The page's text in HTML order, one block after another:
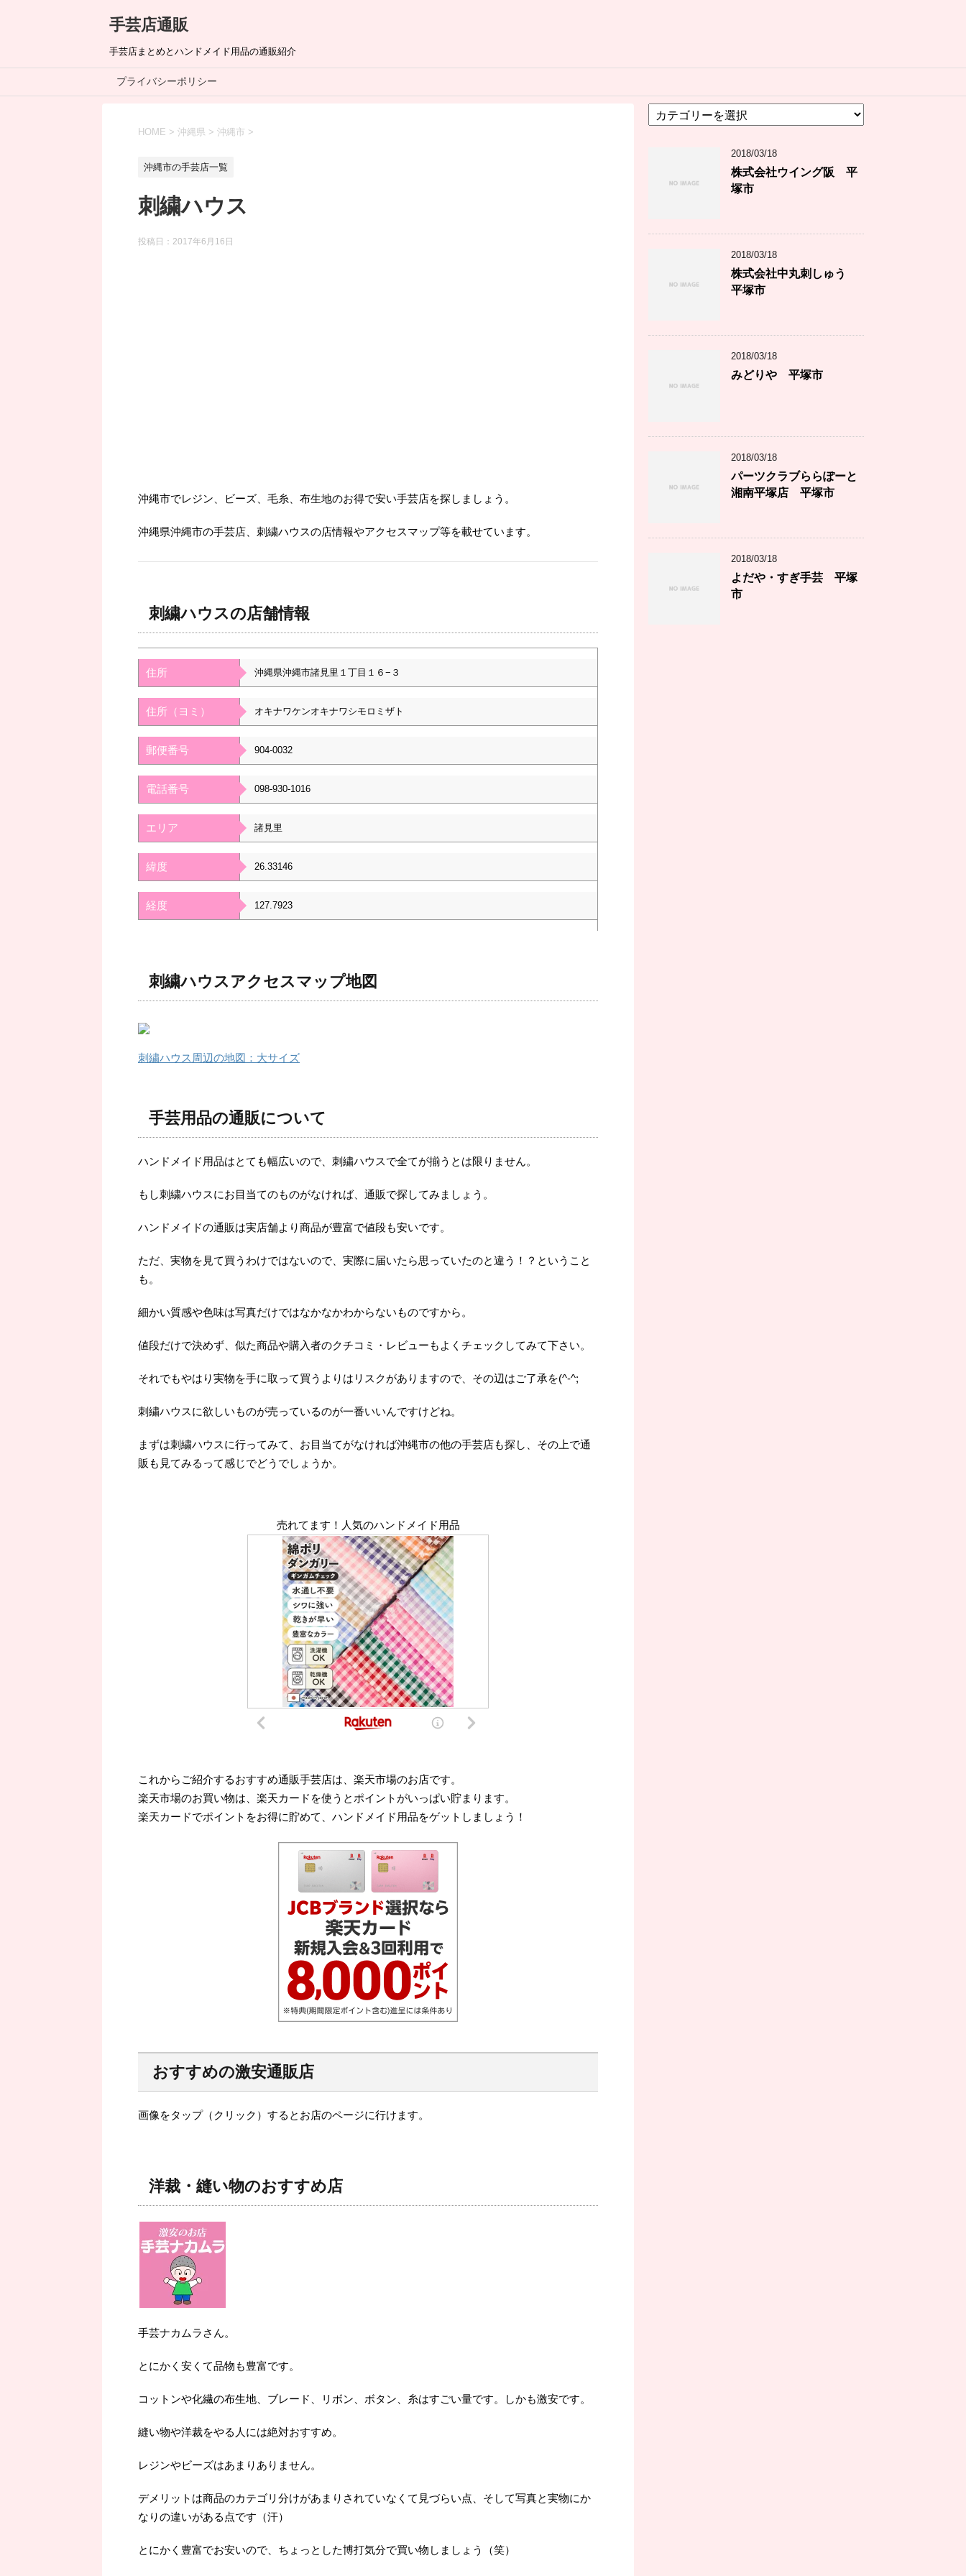
手芸店通販
手芸店まとめとハンドメイド用品の通販紹介
プライバシーポリシー
HOME > 沖縄県 > 沖縄市 >
沖縄市の手芸店一覧
刺繍ハウス
投稿日： 2017年6月16日
沖縄市でレジン、ビーズ、毛糸、布生地のお得で安い手芸店を探しましょう。
沖縄県沖縄市の手芸店、刺繍ハウスの店情報やアクセスマップ等を載せています。
刺繍ハウスの店舗情報
住所 沖縄県沖縄市諸見里１丁目１６−３
住所（ヨミ） オキナワケンオキナワシモロミザト
郵便番号 904-0032
電話番号 098-930-1016
エリア 諸見里
緯度 26.33146
経度 127.7923
刺繍ハウスアクセスマップ地図
刺繍ハウス周辺の地図：大サイズ
手芸用品の通販について
ハンドメイド用品はとても幅広いので、刺繍ハウスで全てが揃うとは限りません。
もし刺繍ハウスにお目当てのものがなければ、通販で探してみましょう。
ハンドメイドの通販は実店舗より商品が豊富で値段も安いです。
ただ、実物を見て買うわけではないので、実際に届いたら思っていたのと違う！？ということ
も。
細かい質感や色味は写真だけではなかなかわからないものですから。
値段だけで決めず、似た商品や購入者のクチコミ・レビューもよくチェックしてみて下さい。
それでもやはり実物を手に取って買うよりはリスクがありますので、その辺はご了承を(^-^;
刺繍ハウスに欲しいものが売っているのが一番いいんですけどね。
まずは刺繍ハウスに行ってみて、お目当てがなければ沖縄市の他の手芸店も探し、その上で通
販も見てみるって感じでどうでしょうか。
売れてます！人気のハンドメイド用品
これからご紹介するおすすめ通販手芸店は、楽天市場のお店です。
楽天市場のお買い物は、楽天カードを使うとポイントがいっぱい貯まります。
楽天カードでポイントをお得に貯めて、ハンドメイド用品をゲットしましょう！
おすすめの激安通販店
画像をタップ（クリック）するとお店のページに行けます。
洋裁・縫い物のおすすめ店
手芸ナカムラさん。
とにかく安くて品物も豊富です。
コットンや化繊の布生地、ブレード、リボン、ボタン、糸はすごい量です。しかも激安です。
縫い物や洋裁をやる人には絶対おすすめ。
レジンやビーズはあまりありません。
デメリットは商品のカテゴリ分けがあまりされていなくて見づらい点、そして写真と実物にか
なりの違いがある点です（汗）
とにかく豊富でお安いので、ちょっとした博打気分で買い物しましょう（笑）
テ
2018/03/18
株式会社ウイング阪 平
塚市
2018/03/18
株式会社中丸刺しゅう
平塚市
2018/03/18
みどりや 平塚市
2018/03/18
パーツクラブららぽーと
湘南平塚店 平塚市
2018/03/18
よだや・すぎ手芸 平塚
市